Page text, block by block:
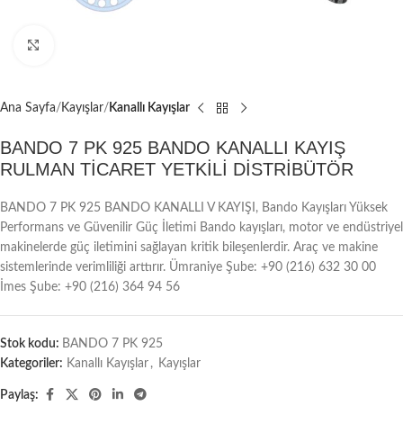
Ana Sayfa Kayışlar Kanallı Kayışlar
BANDO 7 PK 925 BANDO KANALLI KAYIŞ
RULMAN TİCARET YETKİLİ DİSTRİBÜTÖR
BANDO 7 PK 925 BANDO KANALLI V KAYIŞI, Bando Kayışları Yüksek
Performans ve Güvenilir Güç İletimi Bando kayışları, motor ve endüstriyel
makinelerde güç iletimini sağlayan kritik bileşenlerdir. Araç ve makine
sistemlerinde verimliliği arttırır. Ümraniye Şube: +90 (216) 632 30 00
İmes Şube: +90 (216) 364 94 56
Stok kodu: BANDO 7 PK 925
Kategoriler: Kanallı Kayışlar , Kayışlar
Paylaş: